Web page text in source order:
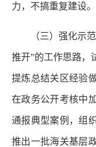
力，不搞重复建设。
（三）强化示范
推开”的工作思路，
提炼总结关区经验
在政务公开考核中
通报典型案例，组
推出一批海关基层